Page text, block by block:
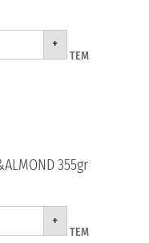
+
ΤΕΜ
355gr
+
ΤΕΜ